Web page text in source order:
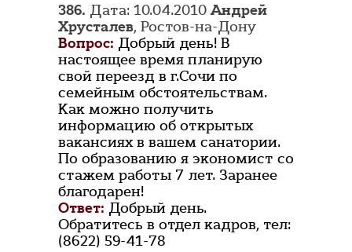
386. Дата: 10.04.2010Андрей
Хрусталев, Ростов-на-Дону
Вопрос: Добрый день! В
настоящее время планирую
свой переезд в г.Сочи по
семейным обстоятельствам.
Как можно получить
информацию об открытых
вакансиях в вашем санатории.
По образованию я экономист со
стажем работы 7 лет. Заранее
благодарен!
Ответ: Добрый день.
Обратитесь в отдел кадров, тел:
(8622) 59-41-78